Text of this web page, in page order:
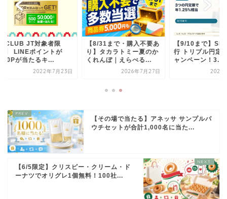
JT対象者限
LINEポイントが
が当たるキ...
2022年7月23日
【8/31まで・購入不要あ
り】タカラトミー夏のか
くれんぼ｜えらべる...
2026年7月27日
【9/10まで】SBI新
行 トリプル円定期
ャンペーン！3...
2026年6
【その場で当たる】アネッサ サンプルパ
ウチセットが合計1,000名に当た...
【6/5限定】クリスピー・クリーム・ド
ーナツでオリグレ1個無料！100社...